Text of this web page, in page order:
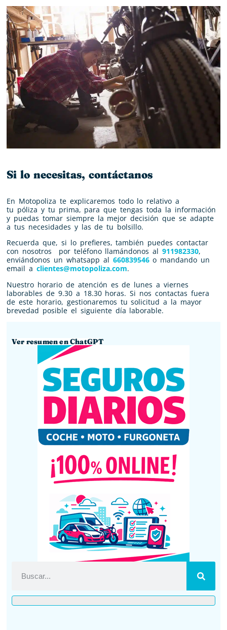
Si lo necesitas, contáctanos
En Motopoliza te explicaremos todo lo relativo a
tu póliza y tu prima, para que tengas toda la información
y puedas tomar siempre la mejor decisión que se adapte
a tus necesidades y las de tu bolsillo.
Recuerda que, si lo prefieres, también puedes contactar
con nosotros por teléfono llamándonos al911982330,
enviándonos un whatsapp al 660839546o mandando un
email a clientes@motopoliza.com.
Nuestro horario de atención es de lunes a viernes
laborables de 9.30 a 18.30 horas. Si nos contactas fuera
de este horario, gestionaremos tu solicitud a la mayor
brevedad posible el siguiente día laborable.
Ver resumen en ChatGPT